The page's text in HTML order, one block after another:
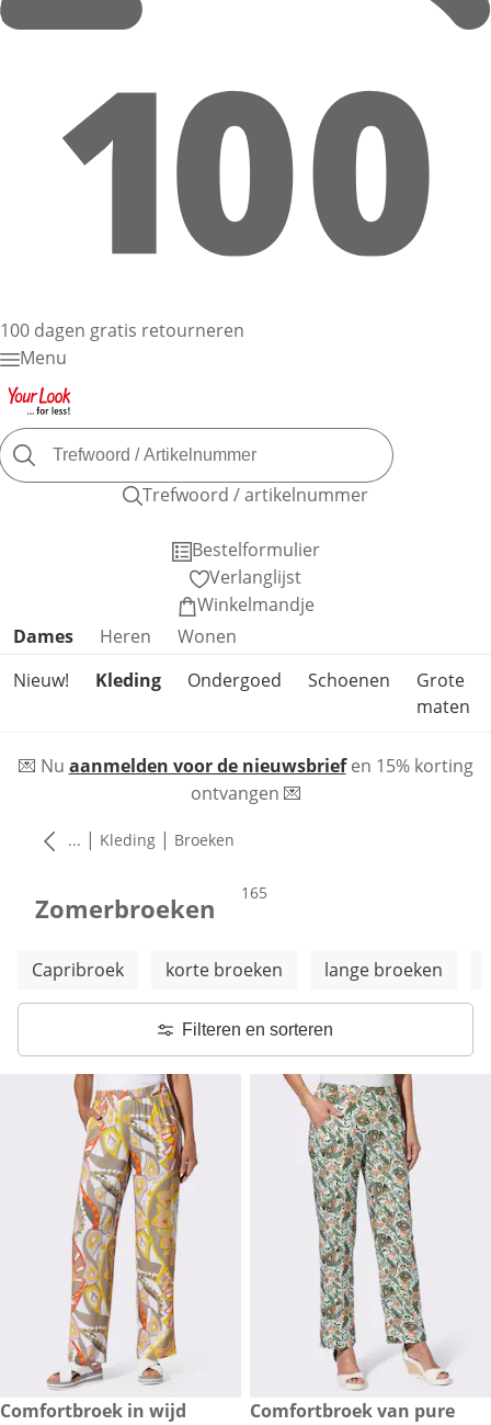
100 dagen gratis retourneren
Menu
Trefwoord / artikelnummer
Bestelformulier
Verlanglijst
Winkelmandje
Productcategorieën overslaan
Dames Heren
Wonen
Nieuw!
Kleding Ondergoed Schoenen
Grote
maten
💌 Nu aanmelden voor de nieuwsbriefen 15% korting
ontvangen 💌
... | Kleding | Broeken
Zomerbroeken producten
165
Meer categorieën overslaan
Capribroek korte broeken lange broeken
Filteren en sorteren
€ 25,-
Comfortbroek in wijd
€ 25,-
Comfortbroek van pure